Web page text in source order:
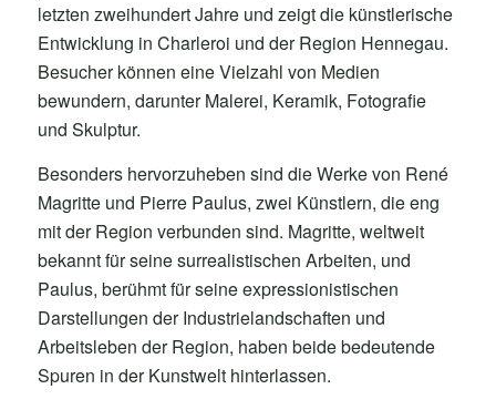
letzten zweihundert Jahre und zeigt die künstlerische
Entwicklung in Charleroi und der Region Hennegau.
Besucher können eine Vielzahl von Medien
bewundern, darunter Malerei, Keramik, Fotografie
und Skulptur.
Besonders hervorzuheben sind die Werke von René
Magritte und Pierre Paulus, zwei Künstlern, die eng
mit der Region verbunden sind. Magritte, weltweit
bekannt für seine surrealistischen Arbeiten, und
Paulus, berühmt für seine expressionistischen
Darstellungen der Industrielandschaften und
Arbeitsleben der Region, haben beide bedeutende
Spuren in der Kunstwelt hinterlassen.